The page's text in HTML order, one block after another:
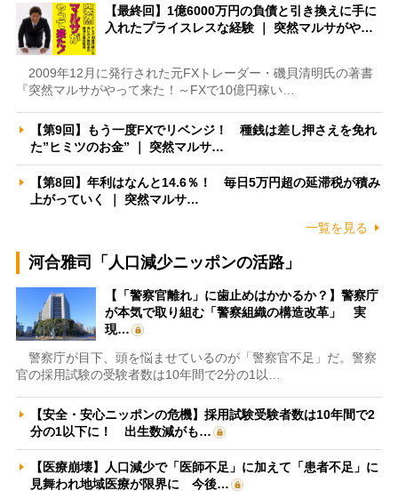
【最終回】1億6000万円の負債と引き換えに手に
入れたプライスレスな経験 ｜ 突然マルサがや…
2009年12月に発行された元FXトレーダー・磯貝清明氏の著書
『突然マルサがやって来た！～FXで10億円稼い…
【第9回】もう一度FXでリベンジ！ 種銭は差し押さえを免れ
た”ヒミツのお金” ｜ 突然マルサ…
【第8回】年利はなんと14.6％！ 毎日5万円超の延滞税が積み
上がっていく ｜ 突然マルサ…
一覧を見る
河合雅司「人口減少ニッポンの活路」
【「警察官離れ」に歯止めはかかるか？】警察庁
が本気で取り組む「警察組織の構造改革」 実
現…
警察庁が目下、頭を悩ませているのが「警察官不足」だ。警察
官の採用試験の受験者数は10年間で2分の1以…
【安全・安心ニッポンの危機】採用試験受験者数は10年間で2
分の1以下に！ 出生数減がも…
【医療崩壊】人口減少で「医師不足」に加えて「患者不足」に
見舞われ地域医療が限界に 今後…